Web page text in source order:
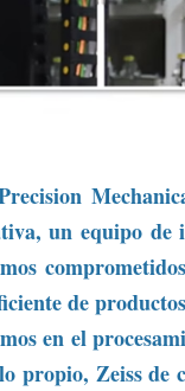
un equipo de
de
en el
propio, Zeiss de